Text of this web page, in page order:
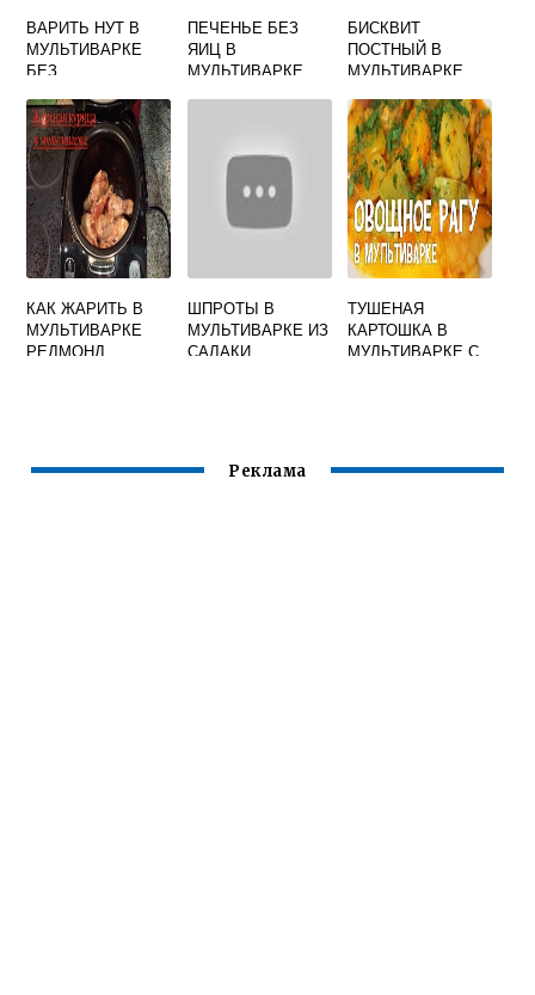
ВАРИТЬ НУТ В
МУЛЬТИВАРКЕ
БЕЗ
СКОЛЬКО
ПЕЧЕНЬЕ БЕЗ
ЯИЦ В
МУЛЬТИВАРКЕ
БИСКВИТ
ПОСТНЫЙ В
МУЛЬТИВАРКЕ
КАК ЖАРИТЬ В
МУЛЬТИВАРКЕ
РЕДМОНД
ШПРОТЫ В
МУЛЬТИВАРКЕ ИЗ
САЛАКИ
ТУШЕНАЯ
КАРТОШКА В
МУЛЬТИВАРКЕ С
Реклама